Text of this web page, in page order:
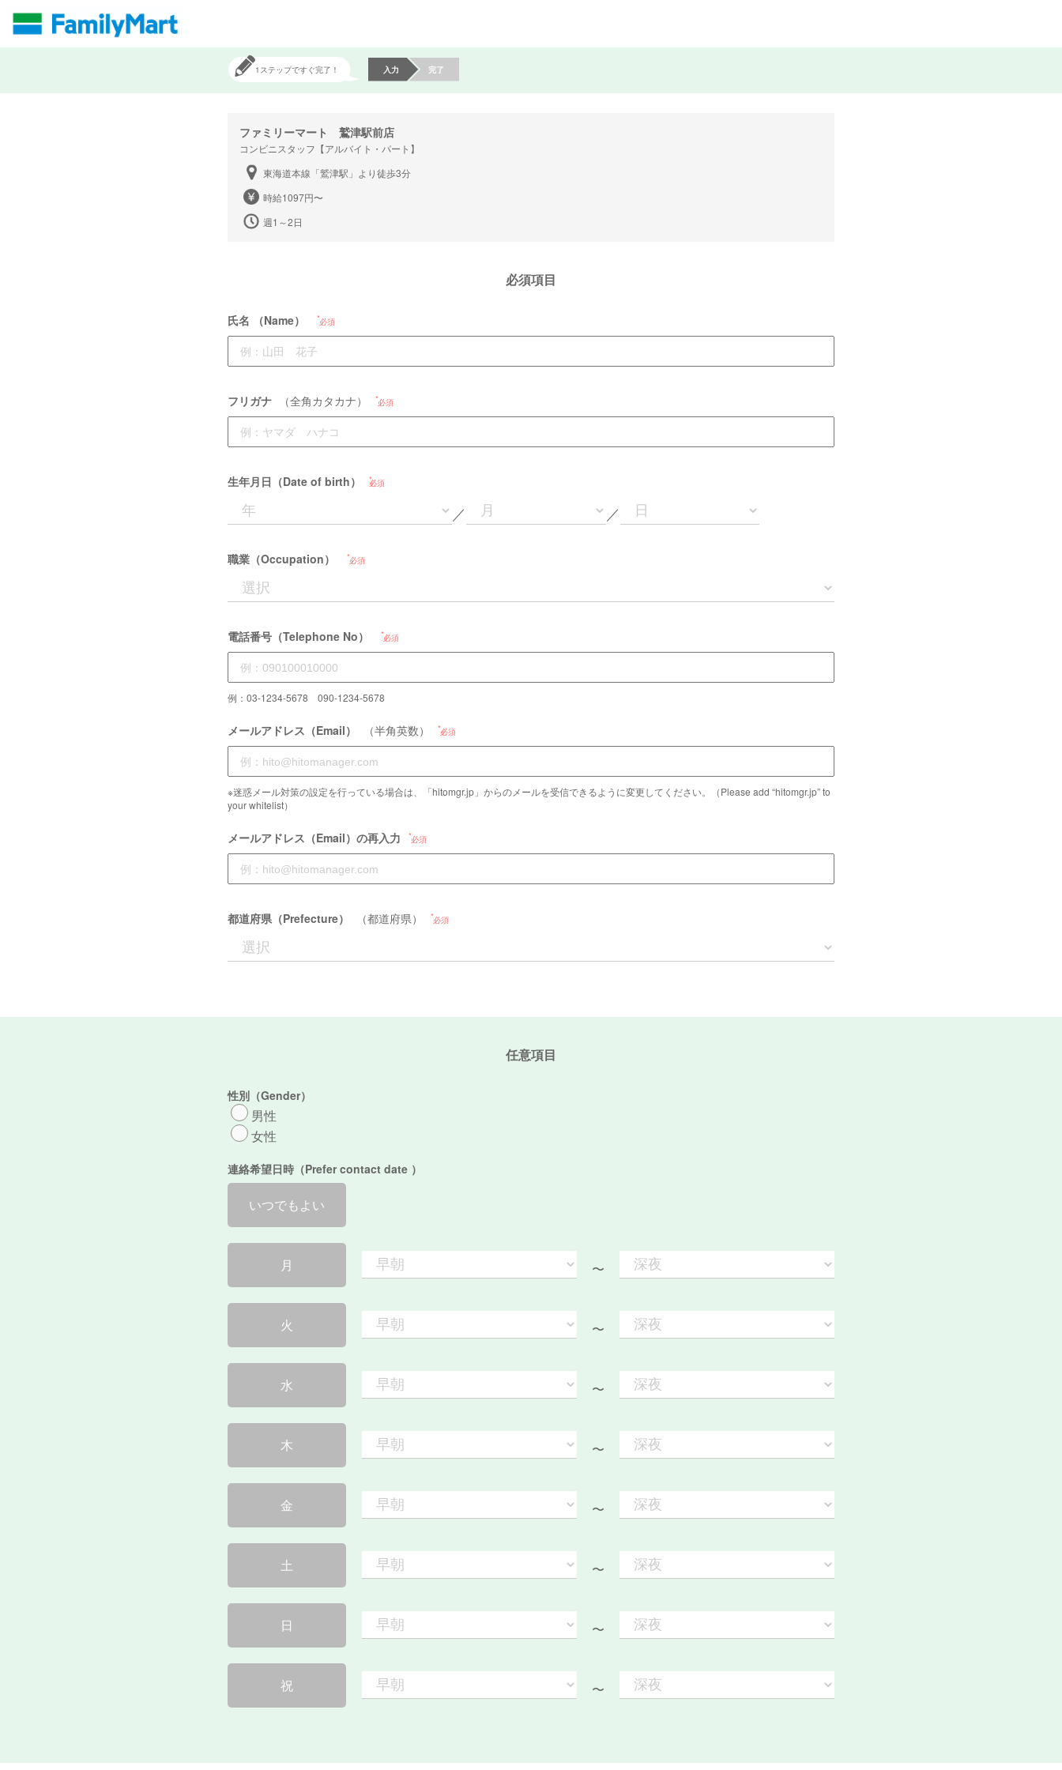
1ステップですぐ完了！ 入力 完了
ファミリーマート 鷲津駅前店
コンビニスタッフ【アルバイト・パート】
東海道本線「鷲津駅」より徒歩3分
時給1097円〜
週1～2日
必須項目
氏名 （Name） 必須
フリガナ （全角カタカナ） 必須
生年月日（Date of birth） 必須
／ ／
職業（Occupation） 必須
電話番号（Telephone No） 必須
例：03-1234-5678 090-1234-5678
メールアドレス（Email） （半角英数） 必須
※迷惑メール対策の設定を行っている場合は、「hitomgr.jp」からのメールを受信できるように変更してください。（Please add “hitomgr.jp” to
your whitelist）
メールアドレス（Email）の再入力 必須
都道府県（Prefecture） （都道府県） 必須
任意項目
性別（Gender）
男性
女性
連絡希望日時（Prefer contact date ）
いつでもよい
月 〜
火 〜
水 〜
木 〜
金 〜
土 〜
日 〜
祝 〜